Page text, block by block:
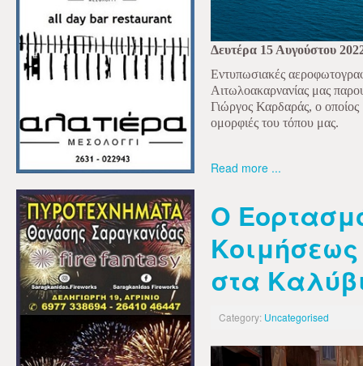
Δευτέρα 15 Αυγούστου
Εντυπωσιακές
Αιτωλοακαρνανίας μας
Γιώργος Καρδαράς, ο οποίος
ομορφιές του τόπου μας.
Read more ...
Ο
Κοιμήσεως
στα
Category: Uncategorised